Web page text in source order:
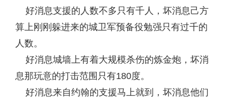
好消息支援的人数不多只有千人，坏消息己方
算上刚刚躲进来的城卫军预备役勉强只有过千的
人数。
好消息城墙上有着大规模杀伤的炼金炮，坏消
息那玩意的打击范围只有180度。
好消息来自约翰的支援马上就到，坏消息他们